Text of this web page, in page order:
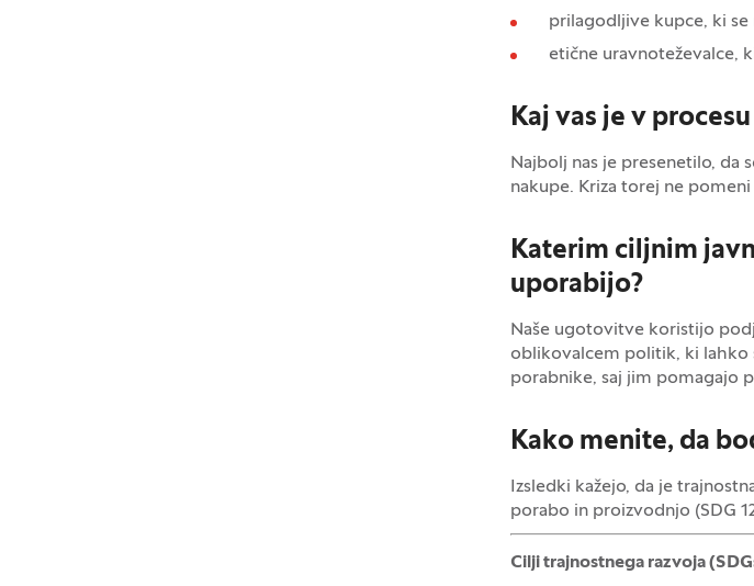
prilagodljive kupce, ki
etične uravnoteževalce,
Kaj vas je v
Najbolj nas je presenetilo, da
nakupe. Kriza torej ne
Katerim ciljnim
uporabijo?
Naše ugotovitve koristijo
oblikovalcem politik, ki lahko
porabnike, saj jim pomagajo
Kako menite, da
Izsledki kažejo, da je
porabo in proizvodnjo (SDG
Cilji trajnostnega razvoja